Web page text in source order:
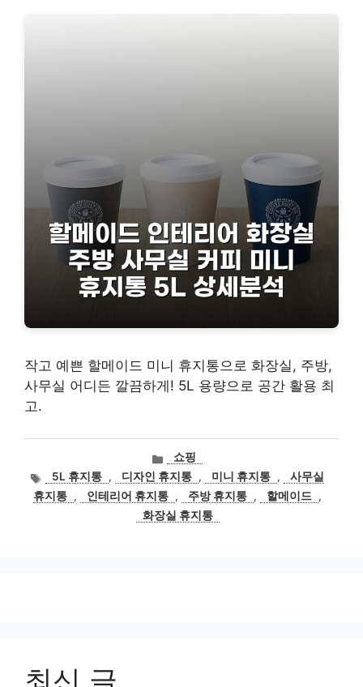
작고 예쁜 할메이드 미니 휴지통으로 화장실, 주방,
사무실 어디든 깔끔하게! 5L 용량으로 공간 활용 최
고.
카
테
고
리
쇼핑
태
그
5L 휴지통 , 디자인 휴지통 , 미니 휴지통 ,
사무실
휴지통 , 인테리어 휴지통 , 주방 휴지통 , 할메이드 ,
화장실 휴지통
최신 글